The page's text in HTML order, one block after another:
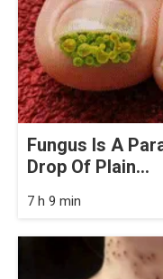
Fungus Is A
Drop Of Plain...
7 h 9 min